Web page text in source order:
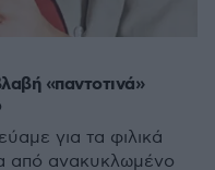
«παντοτινά»
για τα φιλικά
από ανακυκλωμένο